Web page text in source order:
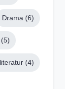
Drama (6)
(5)
(4)